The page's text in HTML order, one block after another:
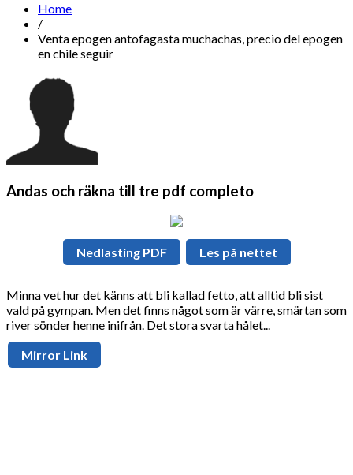
Home
/
Venta epogen antofagasta muchachas, precio del epogen
en chile seguir
Andas och räkna till tre pdf completo
Nedlasting PDF Les på nettet
Minna vet hur det känns att bli kallad fetto, att alltid bli sist
vald på gympan. Men det finns något som är värre, smärtan som
river sönder henne inifrån. Det stora svarta hålet...
Mirror Link